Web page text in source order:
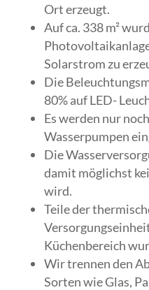
Ort erzeugt.
Auf ca. 338 m²
Solarstrom zu
Die
80% auf LED-
Es werden nur
Wasserpumpen
Die
damit möglichst
wird.
Teile der
Küchenbereich
Wir trennen den
Sorten wie Glas,